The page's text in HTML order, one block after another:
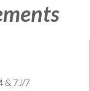
& 7J/7